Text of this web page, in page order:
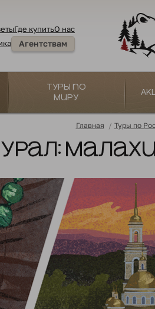
Где купитьО нас
Агентствам
Туры по
миру
Главная / Туры по
Урал: